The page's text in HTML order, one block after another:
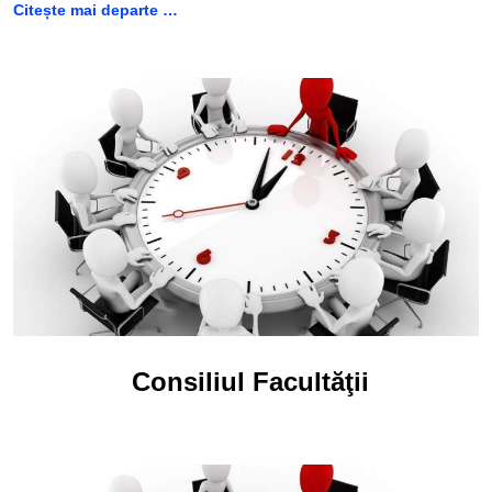
Citește mai departe …
Consiliul Facultăţii